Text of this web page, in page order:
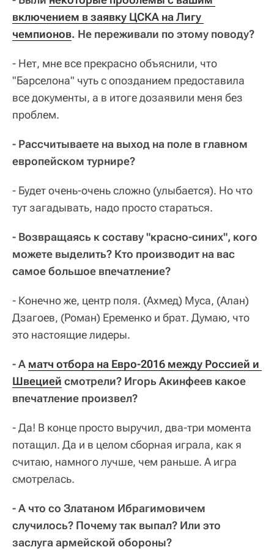
включением в заявку ЦСКА на Лигу
чемпионов. Не переживали по этому поводу?
- Нет, мне все прекрасно объяснили, что
"Барселона" чуть с опозданием предоставила
все документы, а в итоге дозаявили меня без
проблем.
- Рассчитываете на выход на поле в главном
европейском турнире?
- Будет очень-очень сложно (улыбается). Но что
тут загадывать, надо просто стараться.
- Возвращаясь к составу "красно-синих", кого
можете выделить? Кто производит на вас
самое большое впечатление?
- Конечно же, центр поля. (Ахмед) Муса, (Алан)
Дзагоев, (Роман) Еременко и брат. Думаю, что
это настоящие лидеры.
- А матч отбора на Евро-2016 между Россией и
Швецией смотрели? Игорь Акинфеев какое
впечатление произвел?
- Да! В конце просто выручил, два-три момента
потащил. Да и в целом сборная играла, как я
считаю, намного лучше, чем раньше. А игра
смотрелась.
- А что со Златаном Ибрагимовичем
случилось? Почему так выпал? Или это
заслуга армейской обороны?